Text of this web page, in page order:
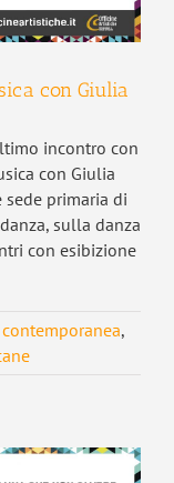
con Giulia
incontro con
con Giulia
primaria di
sulla danza
con esibizione
contemporanea,